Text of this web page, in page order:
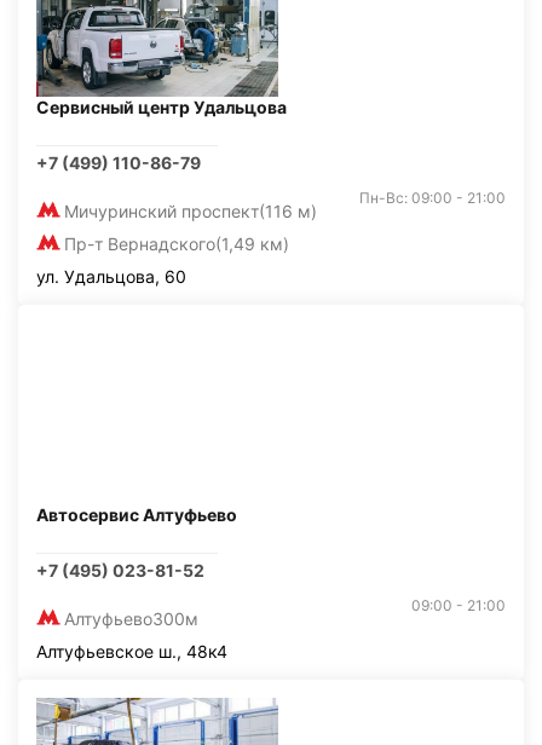
Сервисный центр Удальцова
+7 (499) 110-86-79
Мичуринский проспект(116 м)
Пр-т Вернадского(1,49 км)
Пн-Вс: 09:00 - 21:00
ул. Удальцова, 60
Автосервис Алтуфьево
+7 (495) 023-81-52
Алтуфьево300м
09:00 - 21:00
Алтуфьевское ш., 48к4